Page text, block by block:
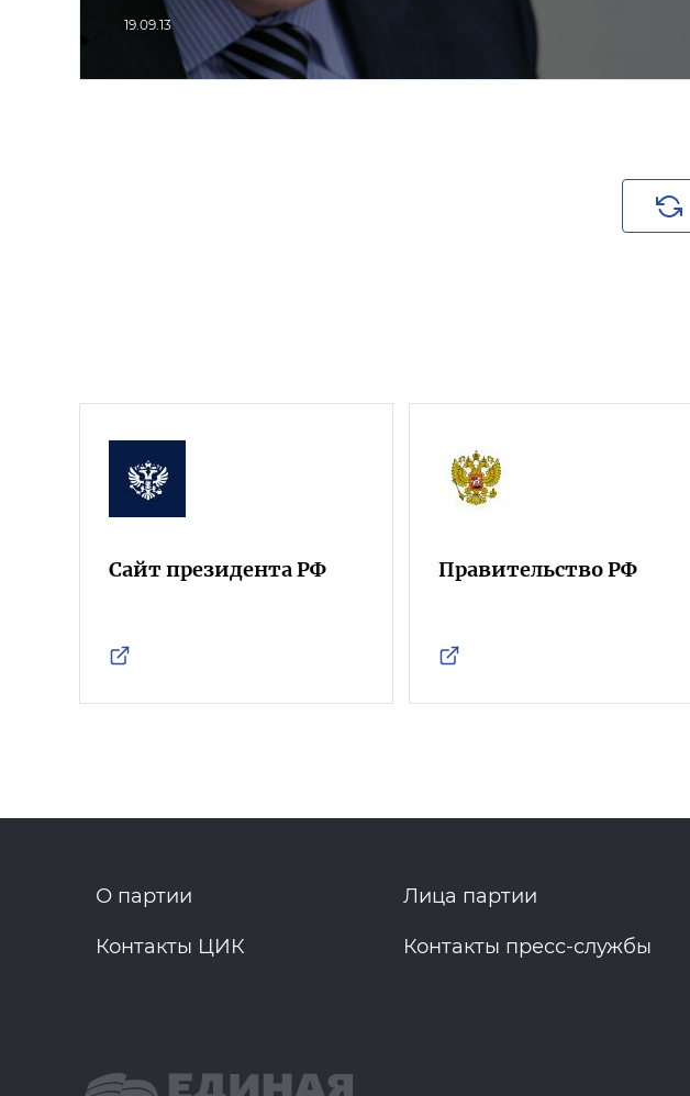
19.09.13
Сайт президента РФ Правительство РФ
О партии Лица партии
Контакты ЦИК Контакты пресс-службы